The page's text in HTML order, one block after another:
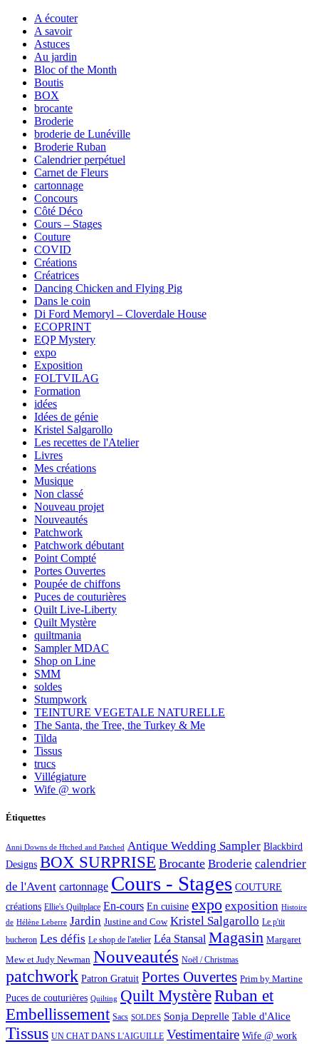
A écouter
A savoir
Astuces
Au jardin
Bloc of the Month
Boutis
BOX
brocante
Broderie
broderie de Lunéville
Broderie Ruban
Calendrier perpétuel
Carnet de Fleurs
cartonnage
Concours
Côté Déco
Cours – Stages
Couture
COVID
Créations
Créatrices
Dancing Chicken and Flying Pig
Dans le coin
Di Ford Memoryl – Cloverdale House
ECOPRINT
EQP Mystery
expo
Exposition
FOLTVILAG
Formation
idées
Idées de génie
Kristel Salgarollo
Les recettes de l'Atelier
Livres
Mes créations
Musique
Non classé
Nouveau projet
Nouveautés
Patchwork
Patchwork débutant
Point Compté
Portes Ouvertes
Poupée de chiffons
Puces de couturières
Quilt Live-Liberty
Quilt Mystère
quiltmania
Sampler MDAC
Shop on Line
SMM
soldes
Stumpwork
TEINTURE VEGETALE NATURELLE
The Santa, the Tree, the Turkey & Me
Tilda
Tissus
trucs
Villégiature
Wife @ work
Étiquettes
Anni Downs de Htched and Patched Antique Wedding Sampler Blackbird
Designs BOX SURPRISE Brocante Broderie calendrier
de l'Avent cartonnage Cours - Stages COUTURE
créations Ellie's Quiltplace En-cours En cuisine expo exposition Histoire
de Hélène Leberre Jardin Justine and Cow Kristel Salgarollo Le p'tit
bucheron Les défis Le shop de l'atelier Léa Stansal Magasin Margaret
Mew et Judy Newman Nouveautés Noël / Christmas
patchwork Patron Gratuit Portes Ouvertes Prim by Martine
Puces de couturières Quilting Quilt MystèreRuban et
Embellissement Sacs SOLDES Sonja Deprelle Table d'Alice
Tissus UN CHAT DANS L'AIGUILLE Vestimentaire Wife @ work